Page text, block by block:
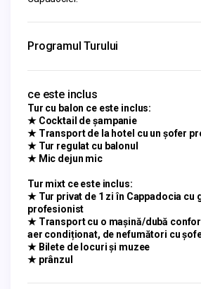
Programul Turului
ce este inclus
Tur cu balon ce este inclus:
★ Cocktail de șampanie
★ Transport de la hotel cu un șofer
★ Tur regulat cu balonul
★ Mic dejun mic
Tur mixt ce este inclus:
★ Tur privat de 1 zi în Cappadocia cu
profesionist
★ Transport cu o mașină/dubă
aer condiționat, de nefumători cu
★ Bilete de locuri și muzee
★ prânzul